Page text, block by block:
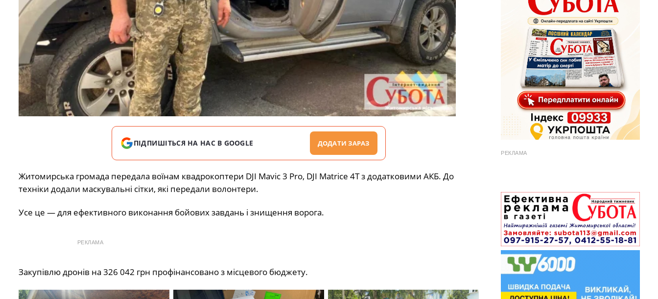
ПІДПИШІТЬСЯ НА НАС В GOOGLE ДОДАТИ ЗАРАЗ
Житомирська громада передала воїнам квадрокоптери DJI Mavic 3 Pro, DJI Matrice 4T з додатковими АКБ. До
техніки додали маскувальні сітки, які передали волонтери.
Усе це — для ефективного виконання бойових завдань і знищення ворога.
РЕКЛАМА
Закупівлю дронів на 326 042 грн профінансовано з місцевого бюджету.
РЕКЛАМА